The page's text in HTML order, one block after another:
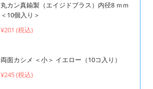
丸カン真鍮製（エイジドブラス）内径8 ｍｍ
＜10個入り＞
¥201 (税込)
両面カシメ ＜小＞ イエロー（10コ入り）
¥245 (税込)